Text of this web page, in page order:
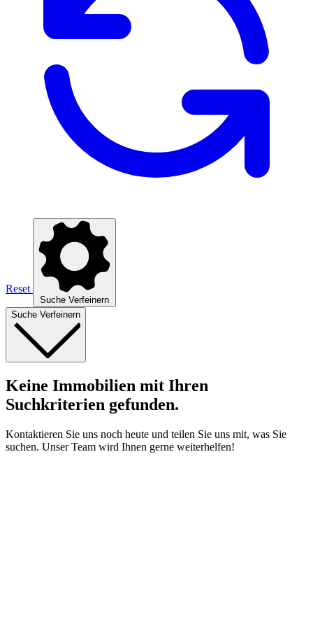
Reset
Suche Verfeinern
Suche Verfeinern
Keine Immobilien mit Ihren
Suchkriterien gefunden.
Kontaktieren Sie uns noch heute und teilen Sie uns mit, was Sie
suchen. Unser Team wird Ihnen gerne weiterhelfen!